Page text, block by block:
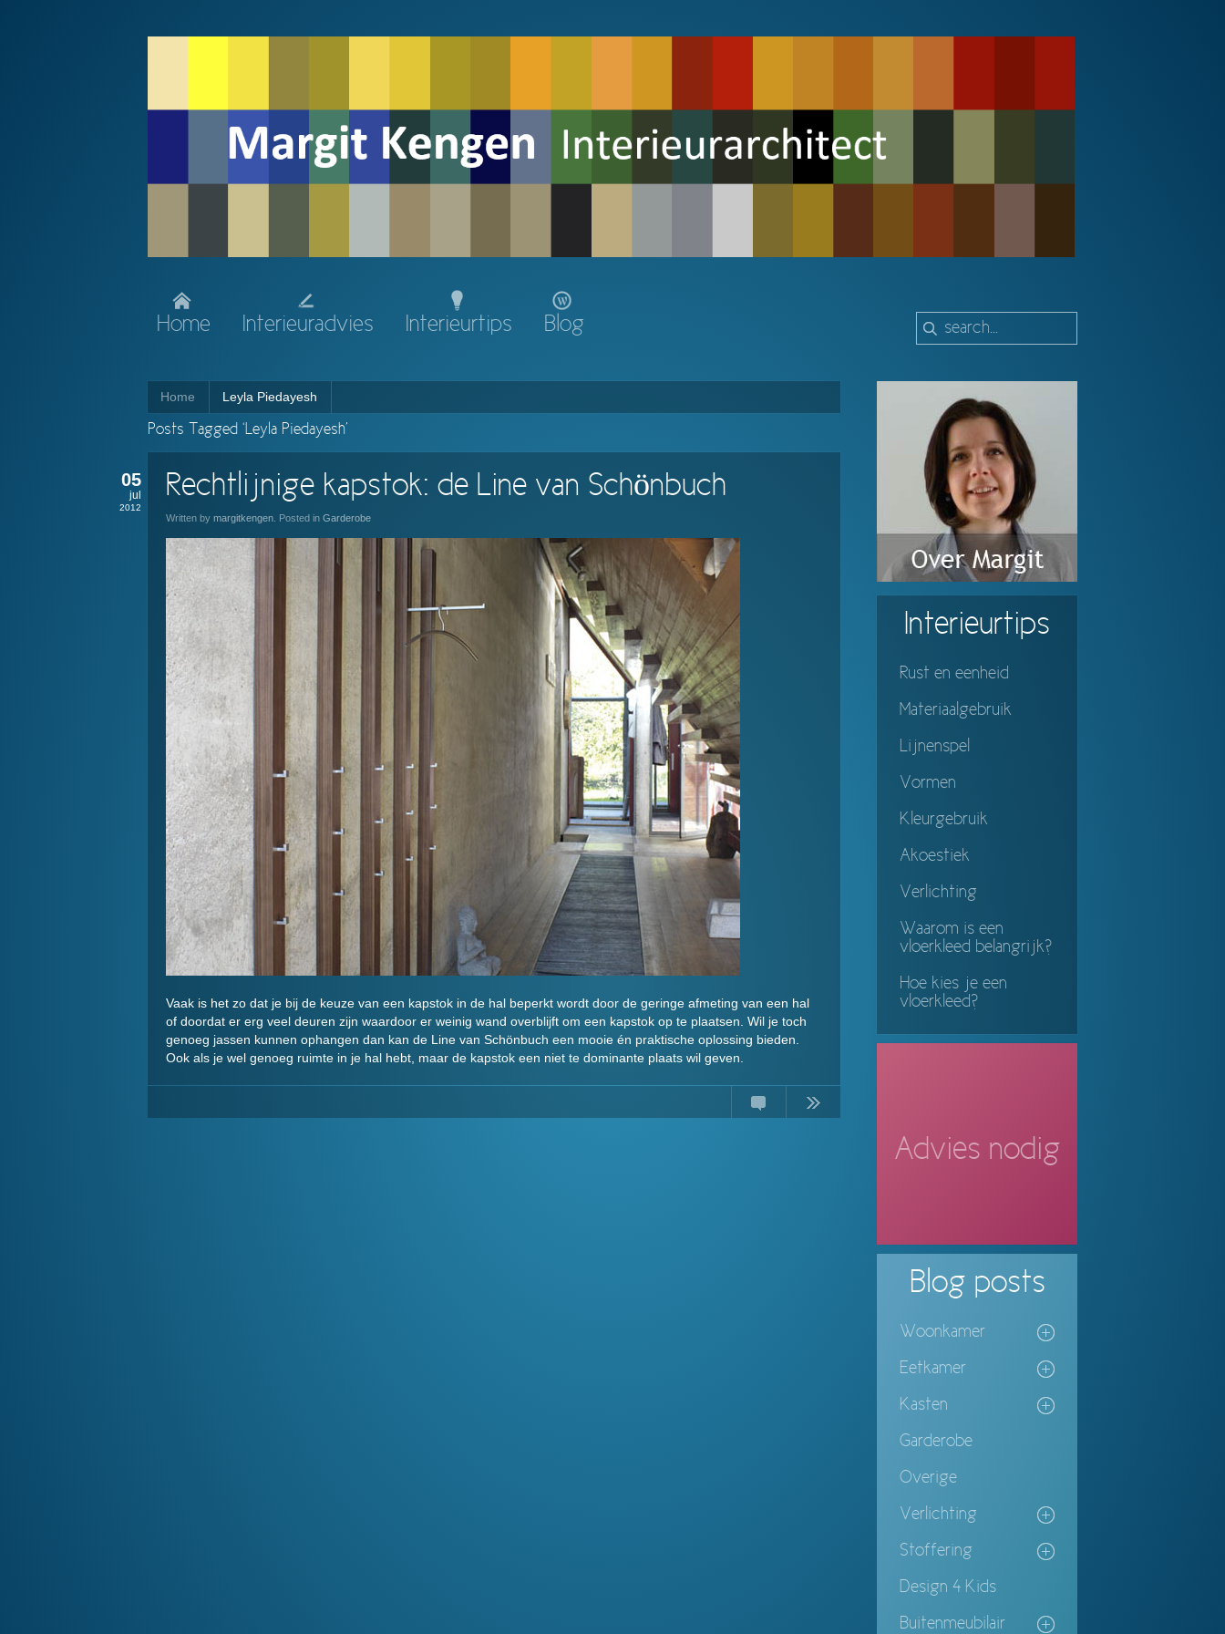
Home Interieuradvies Interieurtips Blog
Home Leyla Piedayesh
Posts Tagged ‘Leyla Piedayesh’
05
jul
2012
Rechtlijnige kapstok: de Line van Schönbuch
Written by margitkengen . Posted in Garderobe
Vaak is het zo dat je bij de keuze van een kapstok in de hal beperkt wordt door de geringe afmeting van een hal
of doordat er erg veel deuren zijn waardoor er weinig wand overblijft om een kapstok op te plaatsen. Wil je toch
genoeg jassen kunnen ophangen dan kan de Line van Schönbuch een mooie én praktische oplossing bieden.
Ook als je wel genoeg ruimte in je hal hebt, maar de kapstok een niet te dominante plaats wil geven.
Interieurtips
Rust en eenheid
Materiaalgebruik
Lijnenspel
Vormen
Kleurgebruik
Akoestiek
Verlichting
Waarom is een
vloerkleed belangrijk?
Hoe kies je een
vloerkleed?
Advies nodig
Blog posts
Woonkamer
Eetkamer
Kasten
Garderobe
Overige
Verlichting
Stoffering
Design 4 Kids
Buitenmeubilair